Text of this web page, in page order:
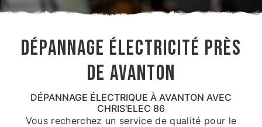
DÉPANNAGE ÉLECTRICITÉ PRÈS
DE AVANTON
DÉPANNAGE ÉLECTRIQUE À AVANTON AVEC
CHRIS'ELEC 86
Vous recherchez un service de qualité pour le